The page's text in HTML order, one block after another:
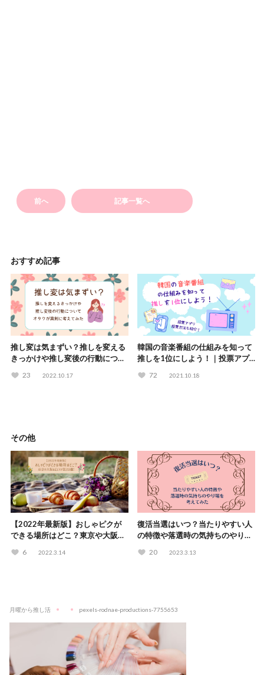
前へ 記事一覧へ
おすすめ記事
推し変は気まずい？推しを変える
きっかけや推し変後の行動につい
23 2022.10.17
韓国の音楽番組の仕組みを知って
推しを1位にしよう！｜投票アプ
72 2021.10.18
その他
【2022年最新版】おしゃピクが
できる場所はどこ？東京や大阪な
6 2022.3.14
復活当選はいつ？当たりやすい人
の特徴や落選時の気持ちのやり場
20 2023.3.13
月曜から推し活 pexels-rodnae-productions-7755653